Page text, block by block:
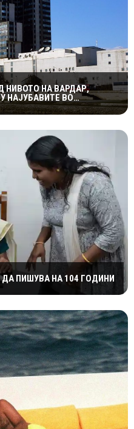
НИВОТО НА ВАРДАР,
НАЈУБАВИТЕ ВО
ПИШУВА НА 104 ГОДИНИ